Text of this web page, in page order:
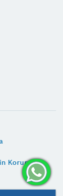
Korunması